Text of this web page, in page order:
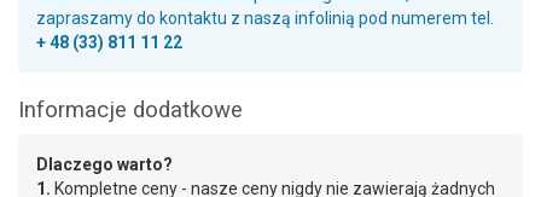
zapraszamy do kontaktu z naszą infolinią pod numerem tel.
+ 48 (33) 811 11 22
Informacje dodatkowe
Dlaczego warto?
1. Kompletne ceny - nasze ceny nigdy nie zawierają żadnych